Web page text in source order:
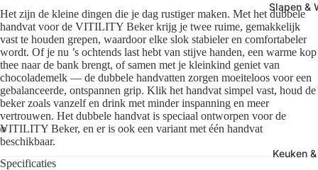
Slapen &
Keuken
Het zijn de kleine dingen die je dag rustiger maken. Met het dubbele
handvat voor de VITILITY Beker krijg je twee ruime, gemakkelijk
vast te houden grepen, waardoor elke slok stabieler en comfortabeler
wordt. Of je nu ’s ochtends last hebt van stijve handen, een warme kop
thee naar de bank brengt, of samen met je kleinkind geniet van
chocolademelk — de dubbele handvatten zorgen moeiteloos voor een
gebalanceerde, ontspannen grip. Klik het handvat simpel vast, houd de
beker zoals vanzelf en drink met minder inspanning en meer
vertrouwen. Het dubbele handvat is speciaal ontworpen voor de
VITILITY Beker, en er is ook een variant met één handvat
beschikbaar.
Specificaties